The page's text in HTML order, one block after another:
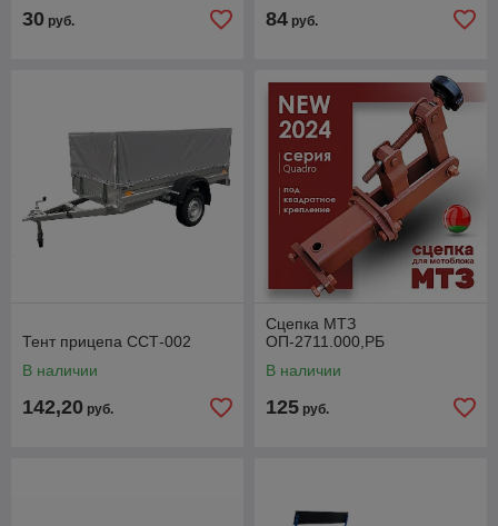
30 руб. 84 руб.
Тент прицепа ССТ-002
В наличии
142,20 руб.
Сцепка МТЗ
ОП-2711.000,РБ
В наличии
125 руб.